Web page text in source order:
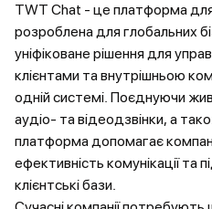
TWT Chat - це платформа для
розроблена для глобальних
уніфіковане рішення для
клієнтами та внутрішньою
одній системі. Поєднуючи
аудіо- та відеодзвінки, а
платформа допомагає
ефективність комунікації та
клієнтські бази.